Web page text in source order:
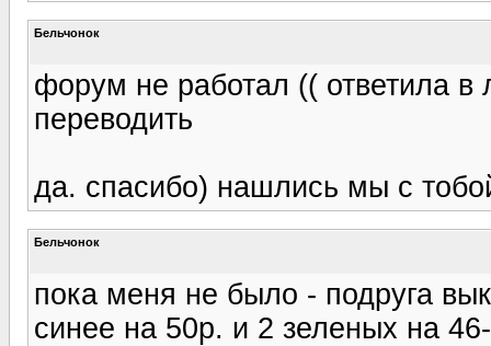
Бельчонок
форум не работал (( ответила в
переводить
да. спасибо) нашлись мы с
Бельчонок
пока меня не было - подруга
синее на 50р. и 2 зеленых на